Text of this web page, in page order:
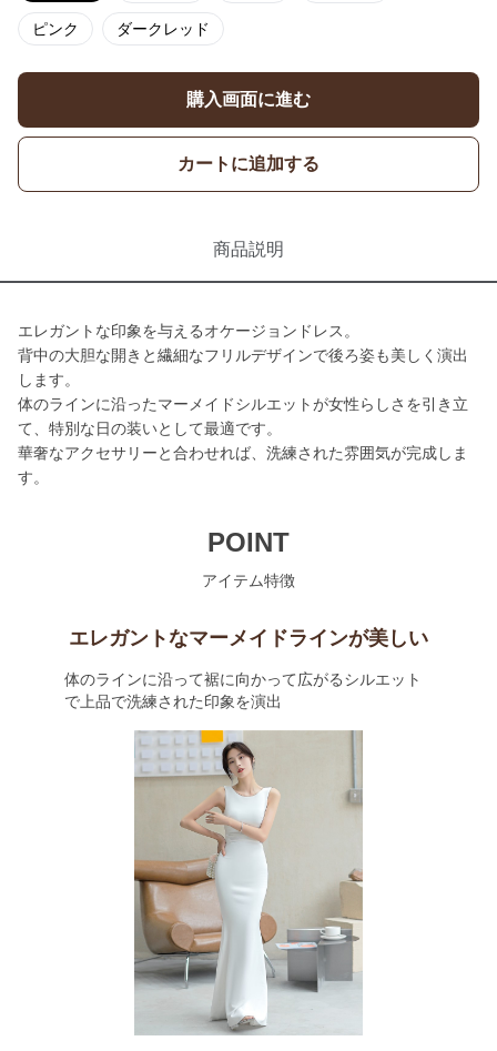
ピンク ダークレッド
購入画面に進む
カートに追加する
商品説明
エレガントな印象を与えるオケージョンドレス。
背中の大胆な開きと繊細なフリルデザインで後ろ姿も美しく演出
します。
体のラインに沿ったマーメイドシルエットが女性らしさを引き立
て、特別な日の装いとして最適です。
華奢なアクセサリーと合わせれば、洗練された雰囲気が完成しま
す。
POINT
アイテム特徴
エレガントなマーメイドラインが美しい
体のラインに沿って裾に向かって広がるシルエット
で上品で洗練された印象を演出